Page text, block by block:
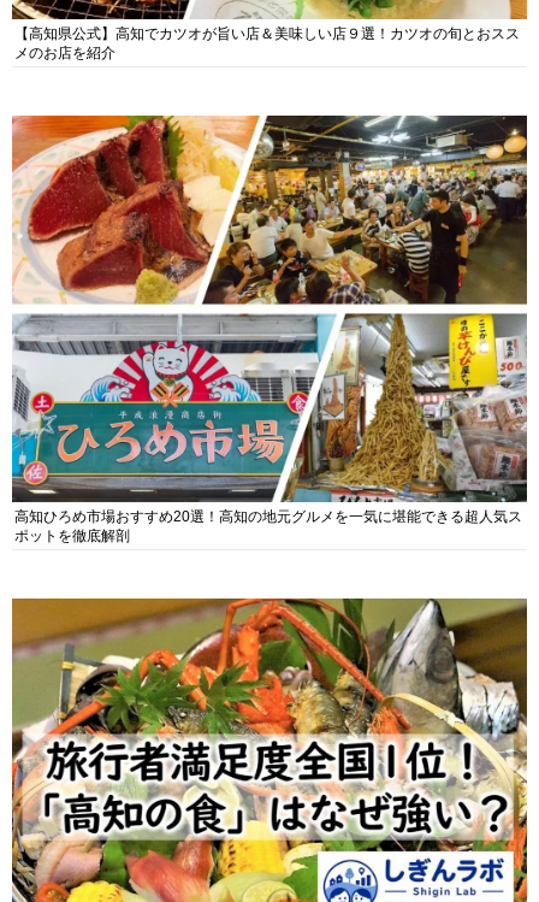
【高知県公式】高知でカツオが旨い店＆美味しい店９選！カツオの旬とおスス
メのお店を紹介
高知ひろめ市場おすすめ20選！高知の地元グルメを一気に堪能できる超人気ス
ポットを徹底解剖